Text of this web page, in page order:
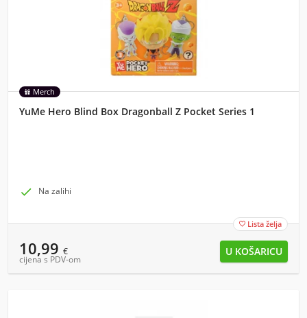
Merch
YuMe Hero Blind Box Dragonball Z Pocket Series 1
 Na zalihi
 Lista želja
10,99 €
cijena s PDV-om